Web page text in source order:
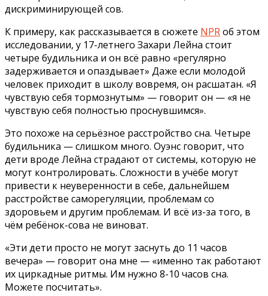
дискриминирующей сов.
К примеру, как рассказывается в сюжете NPRоб этом
исследовании, у 17-летнего Захари Лейна стоит
четыре будильника и он всё равно «регулярно
задерживается и опаздывает» Даже если молодой
человек приходит в школу вовремя, он расшатан. «Я
чувствую себя тормознутым» — говорит он — «я не
чувствую себя полностью проснувшимся».
Это похоже на серьёзное расстройство сна. Четыре
будильника — слишком много. Оуэнс говорит, что
дети вроде Лейна страдают от системы, которую не
могут контролировать. Сложности в учёбе могут
привести к неуверенности в себе, дальнейшем
расстройстве саморегуляции, проблемам со
здоровьем и другим проблемам. И всё из-за того, в
чём ребёнок-сова не виноват.
«Эти дети просто не могут заснуть до 11 часов
вечера» — говорит она мне — «именно так работают
их циркадные ритмы. Им нужно 8-10 часов сна.
Можете посчитать».